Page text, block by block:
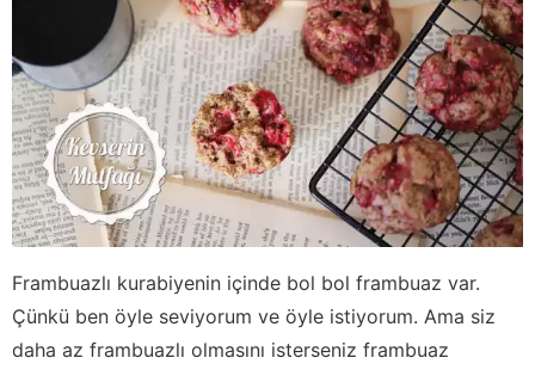
Frambuazlı kurabiyenin içinde bol bol frambuaz var.
Çünkü ben öyle seviyorum ve öyle istiyorum. Ama siz
daha az frambuazlı olmasını isterseniz frambuaz